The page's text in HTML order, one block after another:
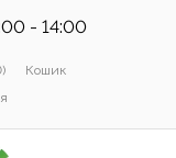
- 14:00
Кошик